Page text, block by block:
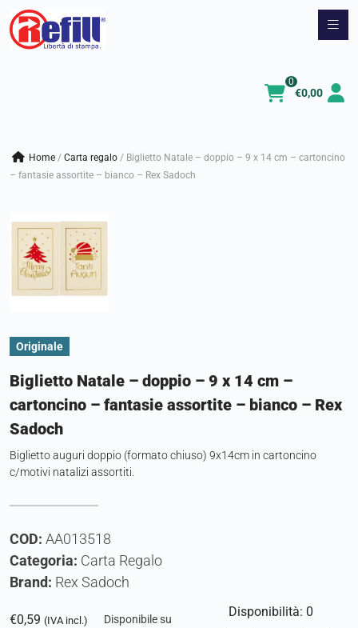
Vai
€0,00
0
Home / carta regalo / Biglietto Natale – doppio – 9 x 14 cm – cartoncino
– fantasie assortite – bianco – Rex Sadoch
Originale
Biglietto Natale – doppio – 9 x 14 cm –
cartoncino – fantasie assortite – bianco – Rex
Sadoch
Biglietto auguri doppio (formato chiuso) 9x14cm in cartoncino
c/motivi natalizi assortiti.
COD: AA013518
Categoria: Carta Regalo
Brand: Rex Sadoch
€0,59 (IVA incl.)
Disponibile su
Disponibilità: 0